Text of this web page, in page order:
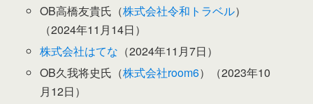
OB高橋友貴氏（株式会社令和トラベル）
（2024年11月14日）
株式会社はてな （2024年11月7日）
OB久我将史氏（株式会社room6）（2023年10
月12日）